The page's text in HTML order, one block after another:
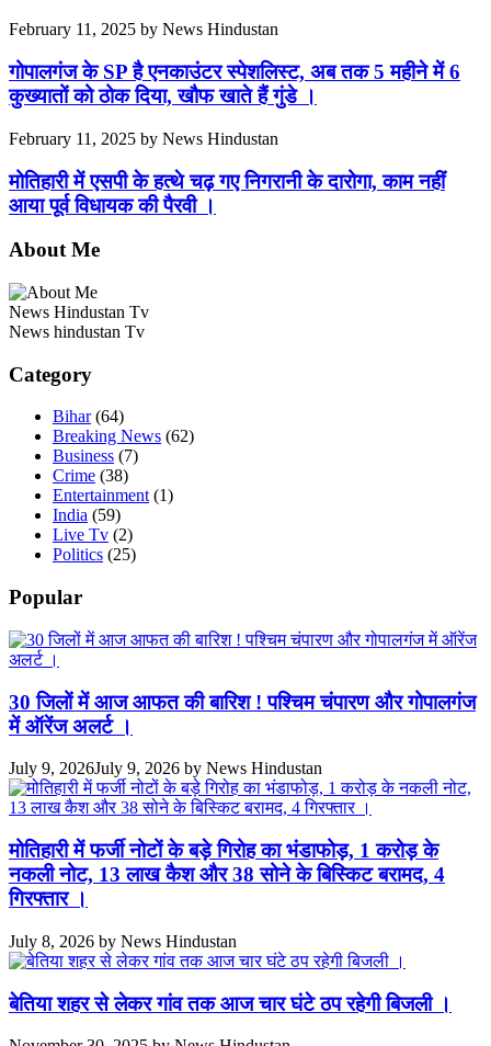
February 11, 2025 by News Hindustan
गोपालगंज के SP है एनकाउंटर स्पेशलिस्ट, अब तक 5 महीने में 6
कुख्यातों को ठोक दिया, खौफ खाते हैं गुंडे ।
February 11, 2025 by News Hindustan
मोतिहारी में एसपी के हत्थे चढ़ गए निगरानी के दारोगा, काम नहीं
आया पूर्व विधायक की पैरवी ।
About Me
News Hindustan Tv
News hindustan Tv
Category
Bihar(64)
Breaking News (62)
Business (7)
Crime (38)
Entertainment(1)
India (59)
Live Tv (2)
Politics (25)
Popular
30 जिलों में आज आफत की बारिश ! पश्चिम चंपारण और गोपालगंज
में ऑरेंज अलर्ट ।
July 9, 2026July 9, 2026 by News Hindustan
मोतिहारी में फर्जी नोटों के बड़े गिरोह का भंडाफोड़, 1 करोड़ के
नकली नोट, 13 लाख कैश और 38 सोने के बिस्किट बरामद, 4
गिरफ्तार ।
July 8, 2026 by News Hindustan
बेतिया शहर से लेकर गांव तक आज चार घंटे ठप रहेगी बिजली ।